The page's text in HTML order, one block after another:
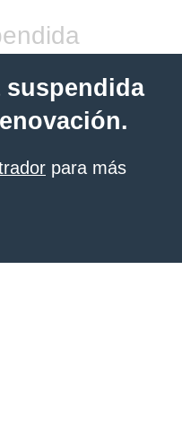
suspendida
para más